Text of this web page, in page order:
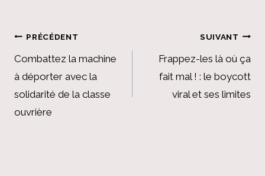
Navigation
de
l’article
PRÉCÉDENT
Combattez la machine
à déporter avec la
solidarité de la classe
ouvrière
SUIVANT
Frappez-les là où ça
fait mal ! : le boycott
viral et ses limites